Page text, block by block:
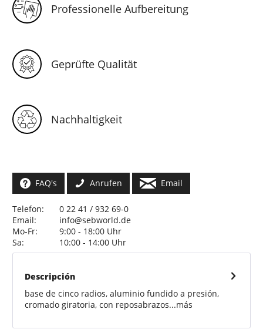
Professionelle Aufbereitung
Geprüfte Qualität
Nachhaltigkeit
FAQ's Anrufen Email
Telefon:
0 22 41 / 932 69-0
Email:
info@sebworld.de
Mo-Fr:
9:00 - 18:00 Uhr
Sa:
10:00 - 14:00 Uhr
Descripción
base de cinco radios, aluminio fundido a presión,
cromado giratoria, con reposabrazos...más